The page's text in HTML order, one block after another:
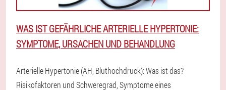
WAS IST GEFÄHRLICHE ARTERIELLE HYPERTONIE:
SYMPTOME, URSACHEN UND BEHANDLUNG
Arterielle Hypertonie (AH, Bluthochdruck): Was ist das?
Risikofaktoren und Schweregrad, Symptome eines